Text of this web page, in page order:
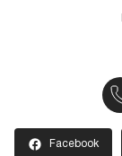
Facebook